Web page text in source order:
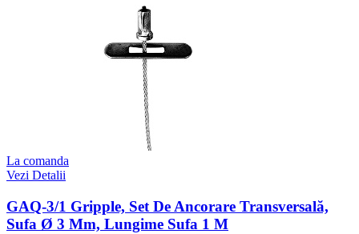
La comanda
Vezi Detalii
GAQ-3/1 Gripple, Set De Ancorare Transversală,
Sufa Ø 3 Mm, Lungime Sufa 1 M